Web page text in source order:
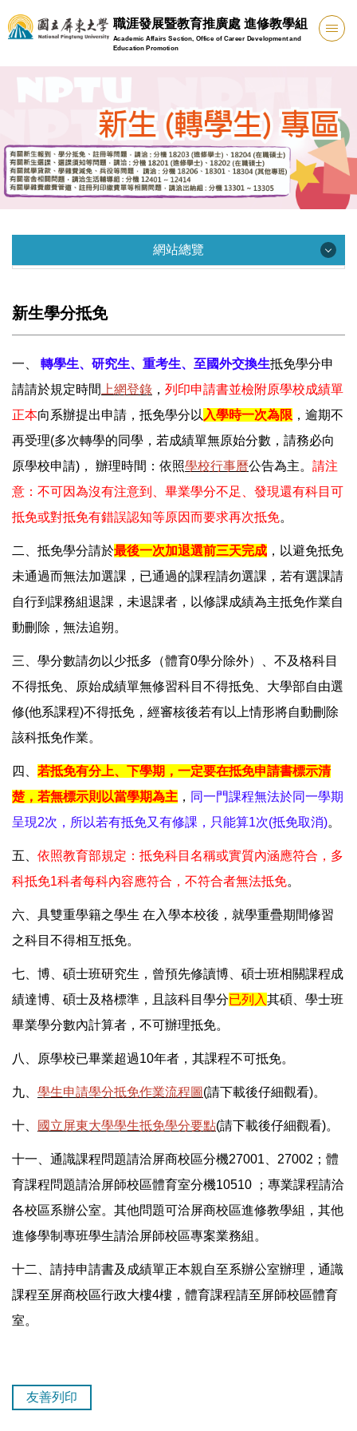
跳
到
要
職涯發展暨教育推廣處 進修教學組
Academic Affairs Section, Office of Career Development and
Education Promotion
網站總覽
法令規章
表單下載
行事曆
畢業生專區
新生(轉學生)專區
性別平等宣導專區
選課流程
教務證件線上申辦系統
新生學分抵免
一、 轉學生、研究生、重考生、至國外交換生抵免學分申
請請於規定時間 上網登錄 ， 列印申請書並檢附原學校成績單
正本向系辦提出申請，抵免學分以 入學時一次為限 ，逾期不
再受理(多次轉學的同學，若成績單無原始分數，請務必向
原學校申請)， 辦理時間：依照學校行事曆公告為主。 請注
意：不可因為沒有注意到、畢業學分不足、發現還有科目可
抵免或對抵免有錯誤認知等原因而要求再次抵免。
二、抵免學分請於最後一次加退選前三天完成 ，以避免抵免
未通過而無法加選課，已通過的課程請勿選課，若有選課請
自行到課務組退課，未退課者，以修課成績為主抵免作業自
動刪除，無法追朔。
三、學分數請勿以少抵多（體育0學分除外）、不及格科目
不得抵免、原始成績單無修習科目不得抵免、大學部自由選
修(他系課程)不得抵免，經審核後若有以上情形將自動刪除
該科抵免作業。
四、 若抵免有分上、下學期，一定要在抵免申請書標示清
楚，若無標示則以當學期為主 ， 同一門課程無法於同一學期
呈現2次，所以若有抵免又有修課，只能算1次(抵免取消)。
五、 依照教育部規定：抵免科目名稱或實質內涵應符合，多
科抵免1科者每科內容應符合，不符合者無法抵免。
六、具雙重學籍之學生 在入學本校後，就學重疊期間修習
之科目不得相互抵免。
七、博、碩士班研究生，曾預先修讀博、碩士班相關課程成
績達博、碩士及格標準，且該科目學分已列入其碩、學士班
畢業學分數內計算者，不可辦理抵免。
八、原學校已畢業超過10年者，其課程不可抵免。
九、 學生申請學分抵免作業流程圖 (請下載後仔細觀看)。
十、 國立屏東大學學生抵免學分要點(請下載後仔細觀看)。
十一、通識課程問題請洽屏商校區分機27001、27002；體
育課程問題請洽屏師校區體育室分機10510 ；專業課程請洽
各校區系辦公室。其他問題可洽屏商校區進修教學組，其他
進修學制專班學生請洽屏師校區專案業務組。
十二、請持申請書及成績單正本親自至系辦公室辦理，通識
課程至屏商校區行政大樓4樓，體育課程請至屏師校區體育
室。
友善列印